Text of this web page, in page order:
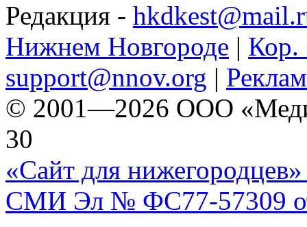
Редакция -
Нижнем Новгороде | Кор.
support@nnov.org |
© 2001—2026 ООО
30
«Сайт для нижегородцев»
СМИ Эл № ФС77-57309